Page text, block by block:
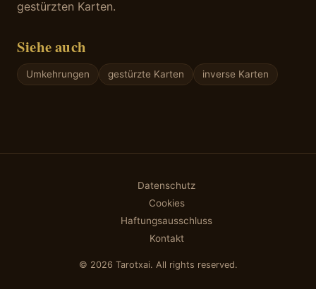
gestürzten Karten.
Siehe auch
Umkehrungen gestürzte Karten inverse Karten
Datenschutz
Cookies
Haftungsausschluss
Kontakt
© 2026 Tarotxai. All rights reserved.